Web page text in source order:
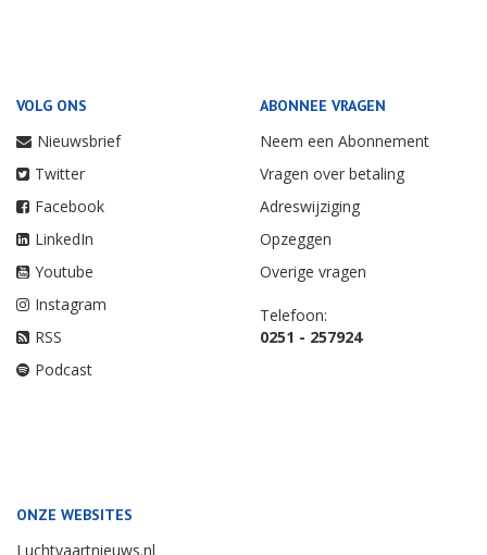
VOLG ONS
Nieuwsbrief
Twitter
Facebook
LinkedIn
Youtube
Instagram
RSS
Podcast
ABONNEE VRAGEN
Neem een Abonnement
Vragen over betaling
Adreswijziging
Opzeggen
Overige vragen
Telefoon:
0251 - 257924
ONZE WEBSITES
Luchtvaartnieuws.nl